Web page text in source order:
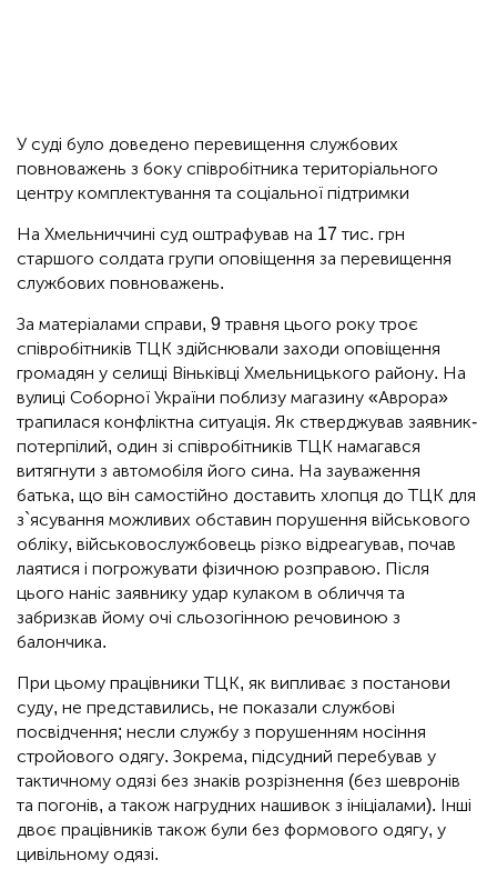
У суді було доведено перевищення службових
повноважень з боку співробітника територіального
центру комплектування та соціальної підтримки
На Хмельниччині суд оштрафував на 17 тис. грн
старшого солдата групи оповіщення за перевищення
службових повноважень.
За матеріалами справи, 9 травня цього року троє
співробітників ТЦК здійснювали заходи оповіщення
громадян у селищі Віньківці Хмельницького району. На
вулиці Соборної України поблизу магазину «Аврора»
трапилася конфліктна ситуація. Як стверджував заявник-
потерпілий, один зі співробітників ТЦК намагався
витягнути з автомобіля його сина. На зауваження
батька, що він самостійно доставить хлопця до ТЦК для
з`ясування можливих обставин порушення військового
обліку, військовослужбовець різко відреагував, почав
лаятися і погрожувати фізичною розправою. Після
цього наніс заявнику удар кулаком в обличчя та
забризкав йому очі сльозогінною речовиною з
балончика.
При цьому працівники ТЦК, як випливає з постанови
суду, не представились, не показали службові
посвідчення; несли службу з порушенням носіння
стройового одягу. Зокрема, підсудний перебував у
тактичному одязі без знаків розрізнення (без шевронів
та погонів, а також нагрудних нашивок з ініціалами). Інші
двоє працівників також були без формового одягу, у
цивільному одязі.